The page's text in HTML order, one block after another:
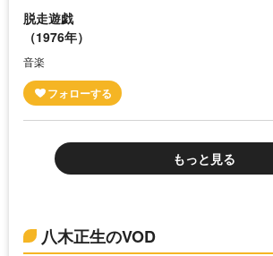
脱走遊戯
（1976年）
音楽
もっと見る
八木正生のVOD